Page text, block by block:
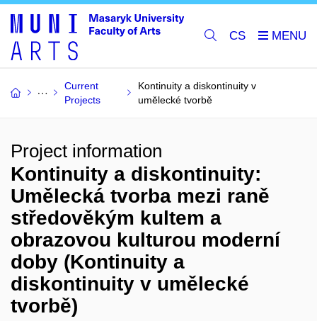
CS
Current
Projects
Kontinuity a diskontinuity v
umělecké tvorbě
Project information
Kontinuity a diskontinuity:
Umělecká tvorba mezi raně
středověkým kultem a
obrazovou kulturou moderní
doby (Kontinuity a
diskontinuity v umělecké
tvorbě)